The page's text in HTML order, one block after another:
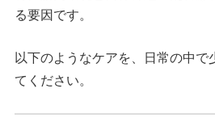
る要因です。
以下のようなケアを、日常の中で
てください。